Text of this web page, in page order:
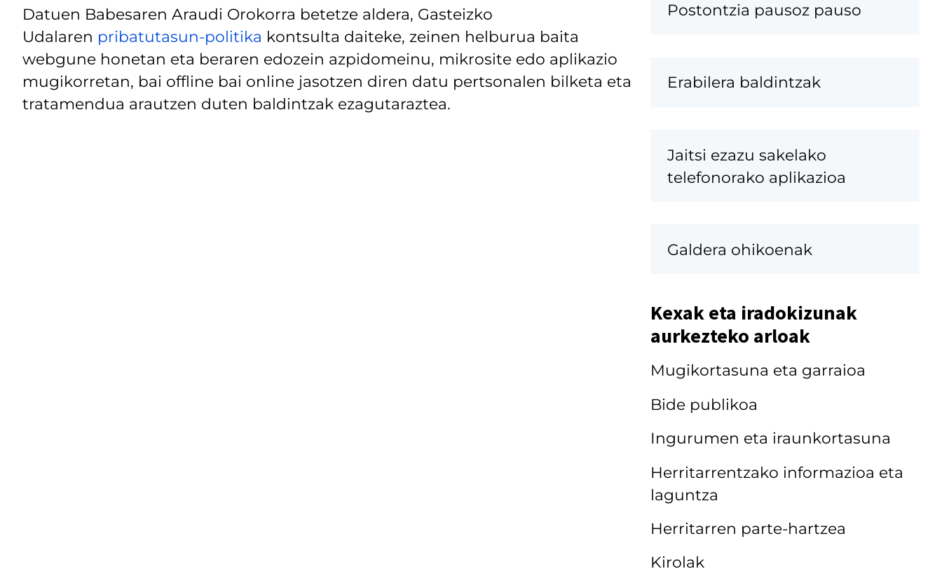
Datuen Babesaren Araudi Orokorra betetze aldera, Gasteizko
Udalaren pribatutasun-politika kontsulta daiteke, zeinen helburua baita
webgune honetan eta beraren edozein azpidomeinu, mikrosite edo aplikazio
mugikorretan, bai offline bai online jasotzen diren datu pertsonalen bilketa eta
tratamendua arautzen duten baldintzak ezagutaraztea.
Postontzia pausoz pauso
Erabilera baldintzak
Jaitsi ezazu sakelako
telefonorako aplikazioa
Galdera ohikoenak
Kexak eta iradokizunak
aurkezteko arloak
Mugikortasuna eta garraioa
Bide publikoa
Ingurumen eta iraunkortasuna
Herritarrentzako informazioa eta
laguntza
Herritarren parte-hartzea
Kirolak